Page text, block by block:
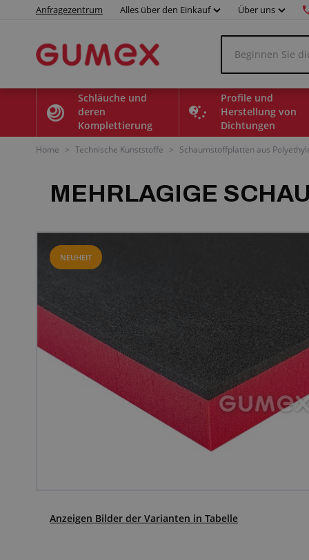
Anfragezentrum Alles über den Einkauf Über uns
Schläuche und
deren
Komplettierung
Profile und
Herstellung von
Dichtungen
Home > Technische Kunststoffe > Schaumstoffplatten aus
MEHRLAGIGE
NEUHEIT
Anzeigen Bilder der Varianten in Tabelle